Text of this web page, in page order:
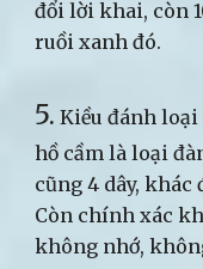
đổi lời khai, còn
ruồi xanh đó.
5. Kiều đánh
hồ cầm là loại
cũng 4 dây, khác
Còn chính xác
không nhớ,